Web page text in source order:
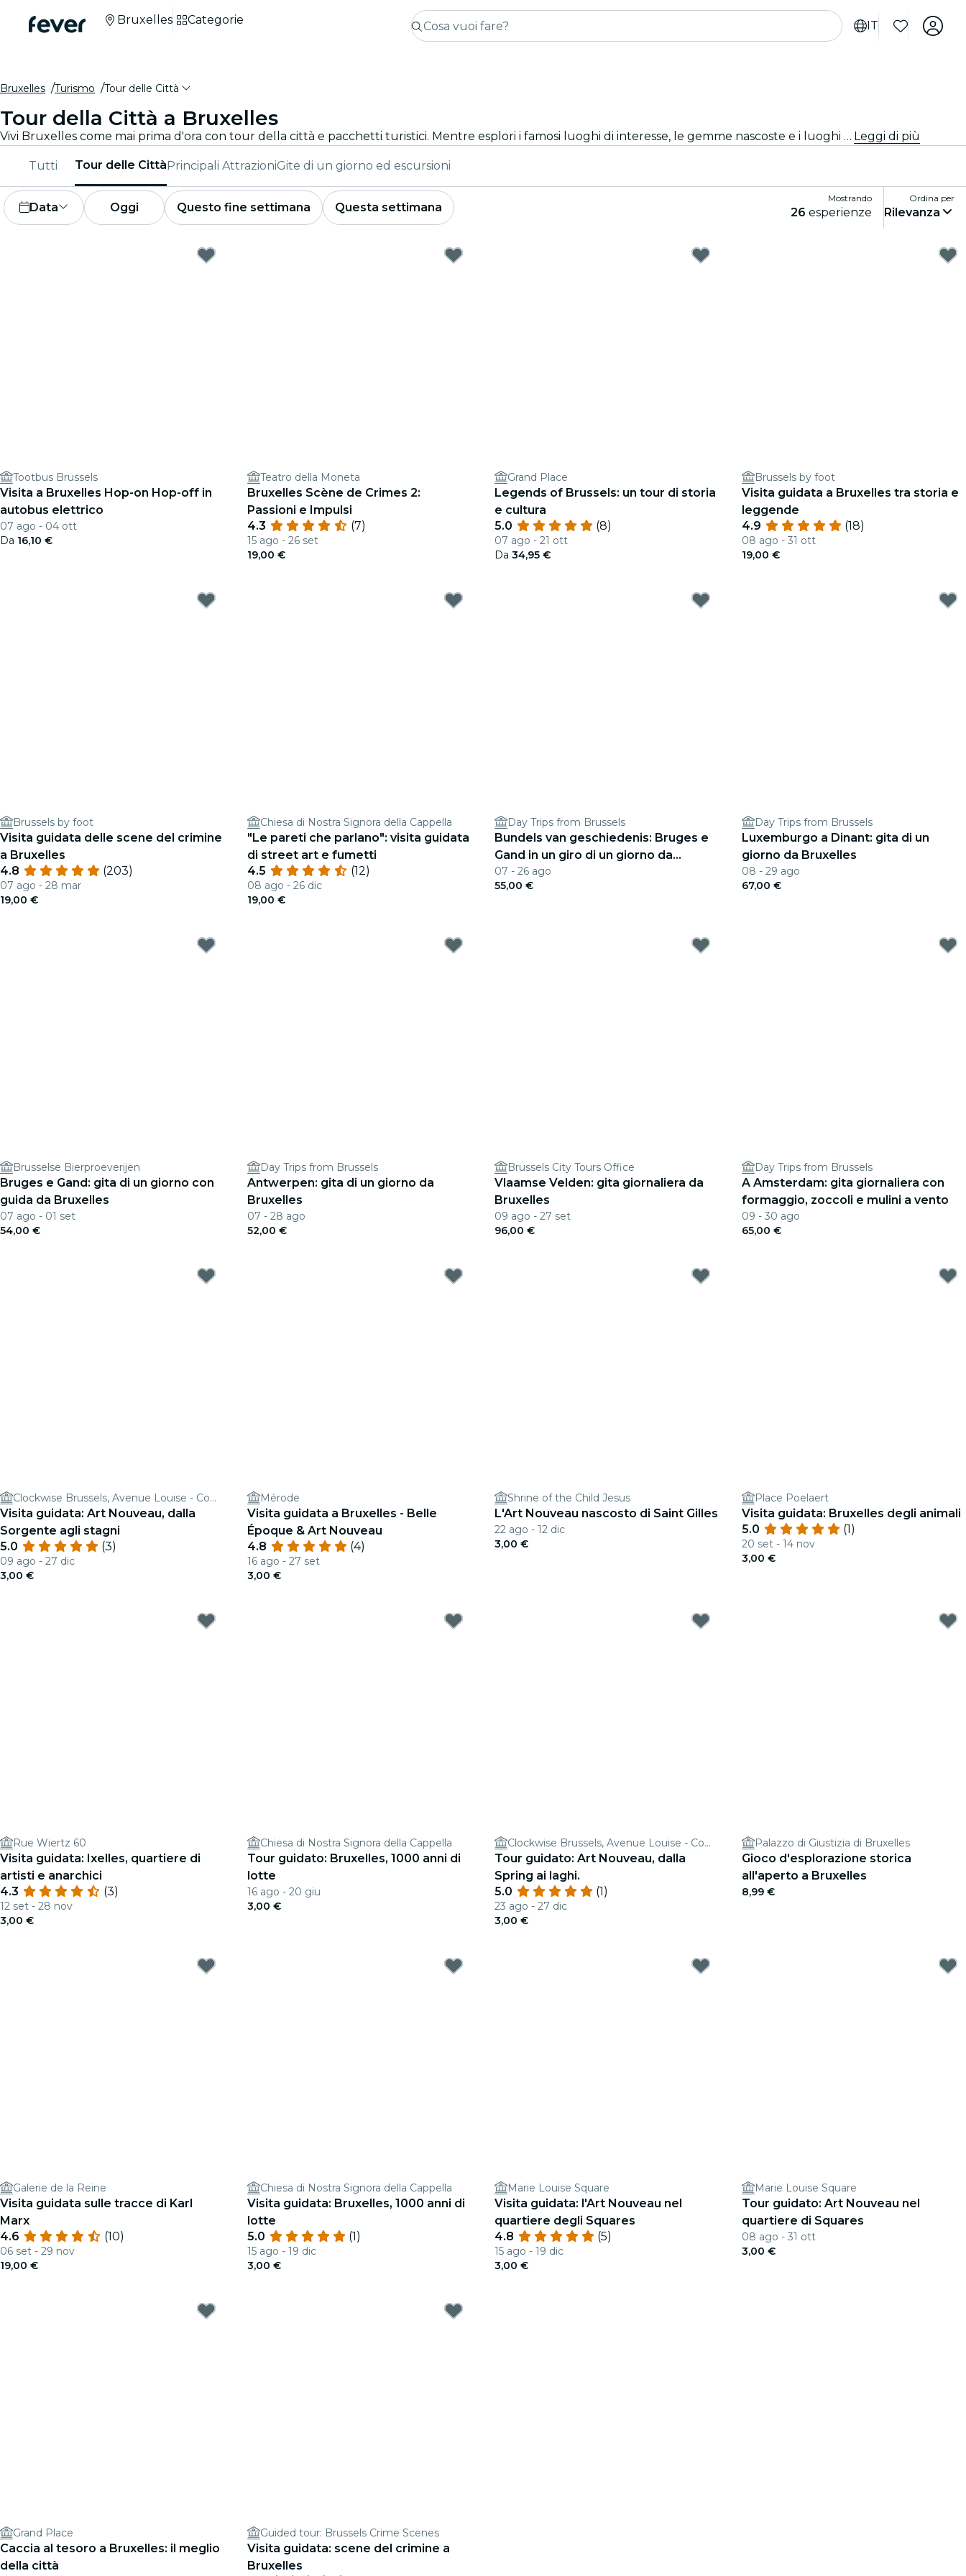
IT
Bruxelles Categorie
Bruxelles Turismo Tour delle Città
Tour della Città a Bruxelles
Vivi Bruxelles come mai prima d'ora con tour della città e pacchetti turistici. Mentre esplori i famosi luoghi di interesse, le gemme nascoste e i luoghi tipici di Bruxelles, scoprirai le storie che danno vita alla città. Leggi di più
Tutti Tour delle CittàPrincipali AttrazioniGite di un giorno ed escursioni
Data Oggi Questo fine settimana Questa settimana
Mostrando
26 esperienze
Ordina per
Rilevanza
Tootbus Brussels
Visita a Bruxelles Hop-on Hop-off in
autobus elettrico
07 ago - 04 ott
Da 16,10 €
Teatro della Moneta
Bruxelles Scène de Crimes 2:
Passioni e Impulsi
4.3
(7)
15 ago - 26 set
19,00 €
Grand Place
Legends of Brussels: un tour di storia
e cultura
5.0
(8)
07 ago - 21 ott
Da 34,95 €
Brussels by foot
Visita guidata a Bruxelles tra storia e
leggende
4.9
(18)
08 ago - 31 ott
19,00 €
Brussels by foot
Visita guidata delle scene del crimine
a Bruxelles
4.8
(203)
07 ago - 28 mar
19,00 €
Chiesa di Nostra Signora della Cappella
"Le pareti che parlano": visita guidata
di street art e fumetti
4.5
(12)
08 ago - 26 dic
19,00 €
Day Trips from Brussels
Bundels van geschiedenis: Bruges e
Gand in un giro di un giorno da
Bruxelles
07 - 26 ago
55,00 €
Day Trips from Brussels
Luxemburgo a Dinant: gita di un
giorno da Bruxelles
08 - 29 ago
67,00 €
Brusselse Bierproeverijen
Bruges e Gand: gita di un giorno con
guida da Bruxelles
07 ago - 01 set
54,00 €
Day Trips from Brussels
Antwerpen: gita di un giorno da
Bruxelles
07 - 28 ago
52,00 €
Brussels City Tours Office
Vlaamse Velden: gita giornaliera da
Bruxelles
09 ago - 27 set
96,00 €
Day Trips from Brussels
A Amsterdam: gita giornaliera con
formaggio, zoccoli e mulini a vento
09 - 30 ago
65,00 €
Clockwise Brussels, Avenue Louise - Coworking & Office Space
Visita guidata: Art Nouveau, dalla
Sorgente agli stagni
5.0
(3)
09 ago - 27 dic
3,00 €
Mérode
Visita guidata a Bruxelles - Belle
Époque & Art Nouveau
4.8
(4)
16 ago - 27 set
3,00 €
Shrine of the Child Jesus
L'Art Nouveau nascosto di Saint Gilles
22 ago - 12 dic
3,00 €
Place Poelaert
Visita guidata: Bruxelles degli animali
5.0
(1)
20 set - 14 nov
3,00 €
Rue Wiertz 60
Visita guidata: Ixelles, quartiere di
artisti e anarchici
4.3
(3)
12 set - 28 nov
3,00 €
Chiesa di Nostra Signora della Cappella
Tour guidato: Bruxelles, 1000 anni di
lotte
16 ago - 20 giu
3,00 €
Clockwise Brussels, Avenue Louise - Coworking & Office Space
Tour guidato: Art Nouveau, dalla
Spring ai laghi.
5.0
(1)
23 ago - 27 dic
3,00 €
Palazzo di Giustizia di Bruxelles
Gioco d'esplorazione storica
all'aperto a Bruxelles
8,99 €
Galerie de la Reine
Visita guidata sulle tracce di Karl
Marx
4.6
(10)
06 set - 29 nov
19,00 €
Chiesa di Nostra Signora della Cappella
Visita guidata: Bruxelles, 1000 anni di
lotte
5.0
(1)
15 ago - 19 dic
3,00 €
Marie Louise Square
Visita guidata: l'Art Nouveau nel
quartiere degli Squares
4.8
(5)
15 ago - 19 dic
3,00 €
Marie Louise Square
Tour guidato: Art Nouveau nel
quartiere di Squares
08 ago - 31 ott
3,00 €
Grand Place
Caccia al tesoro a Bruxelles: il meglio
della città
Guided tour: Brussels Crime Scenes
Visita guidata: scene del crimine a
Bruxelles